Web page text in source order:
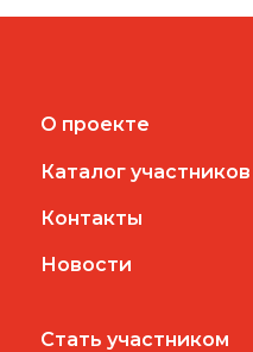
О проекте
Каталог участников
Контакты
Новости
Стать участником